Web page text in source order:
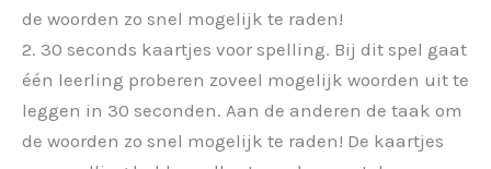
de woorden zo snel mogelijk te raden!
2. 30 seconds kaartjes voor spelling. Bij dit spel gaat
één leerling proberen zoveel mogelijk woorden uit te
leggen in 30 seconden. Aan de anderen de taak om
de woorden zo snel mogelijk te raden! De kaartjes